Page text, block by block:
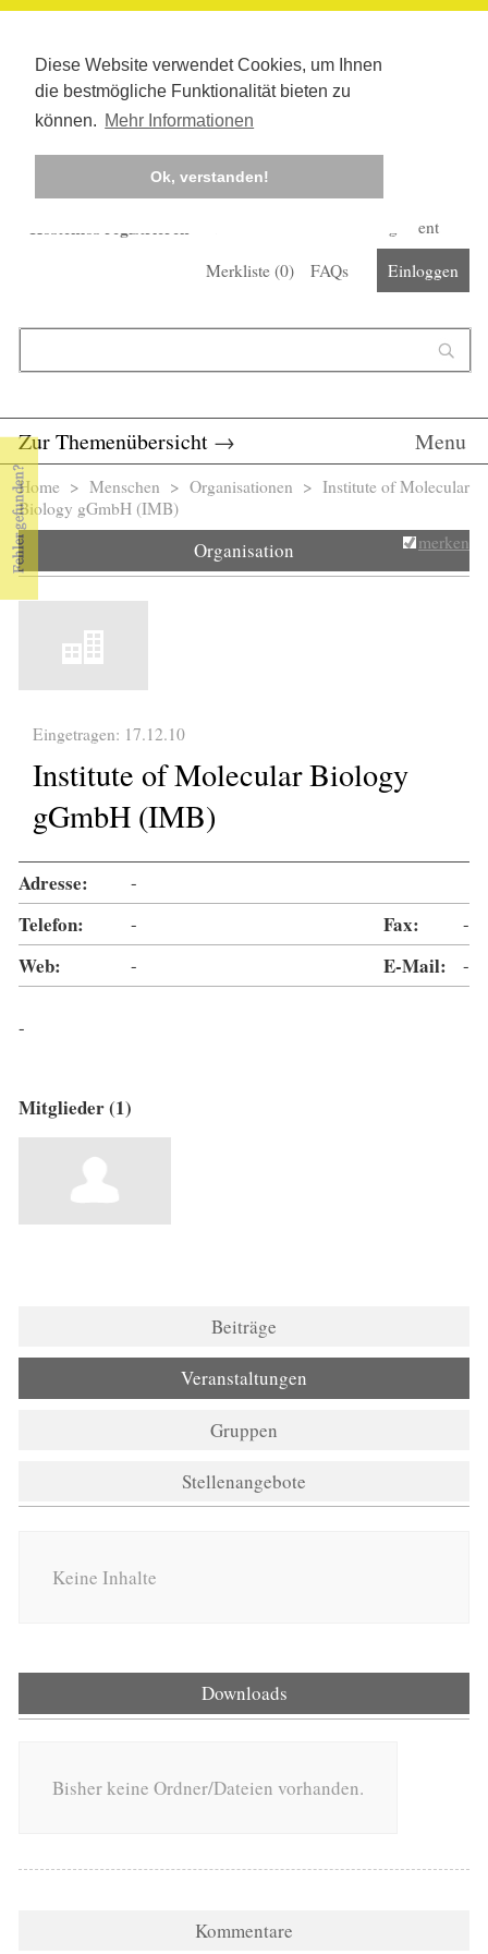
Diese Website verwendet Cookies, um Ihnen
die bestmögliche Funktionalität bieten zu
können. Mehr Informationen
Ok, verstanden!
Kostenlos registrieren
Corona-Management
Merkliste (0) FAQs Einloggen
Zur Themenübersicht → Menu
Sie sind hier
Home > Menschen > Organisationen > Institute of Molecular
Biology gGmbH (IMB)
Organisation merken
Eingetragen: 17.12.10
Institute of Molecular Biology
gGmbH (IMB)
Adresse: -
Telefon: - Fax: -
Web: - E-Mail: -
-
Mitglieder (1)
Beiträge
Veranstaltungen
Gruppen
Stellenangebote
Keine Inhalte
Downloads
Bisher keine Ordner/Dateien vorhanden.
Kommentare